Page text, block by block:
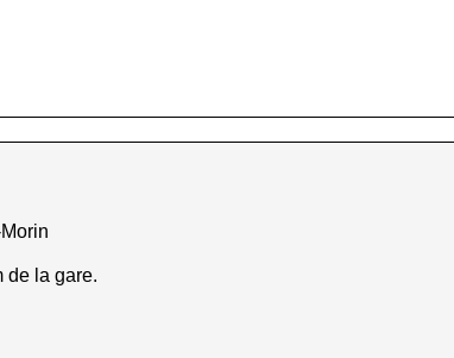
de la gare.